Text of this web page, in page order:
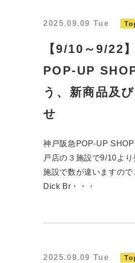
2025.09.09 Tue
【9/10～9/
POP-UP
う、新商品及
せ
神戸阪急POP-UP
戸店の３施設で9/10よ
施設で数が違いますの
Dick Br・・・
2025.09.09 Tue